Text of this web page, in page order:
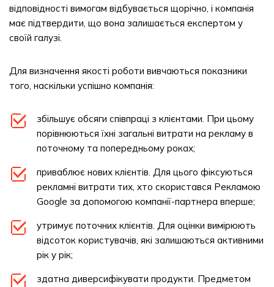
відповідності вимогам відбувається щорічно, і компанія
має підтвердити, що вона залишається експертом у
своїй галузі.
Для визначення якості роботи вивчаються показники
того, наскільки успішно компанія:
збільшує обсяги співпраці з клієнтами. При цьому
порівнюються їхні загальні витрати на рекламу в
поточному та попередньому роках;
приваблює нових клієнтів. Для цього фіксуються
рекламні витрати тих, хто скористався Рекламою
Google за допомогою компанії-партнера вперше;
утримує поточних клієнтів. Для оцінки вимірюють
відсоток користувачів, які залишаються активними
рік у рік;
здатна диверсифікувати продукти. Предметом